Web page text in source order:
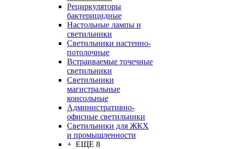
Рециркуляторы
бактерицидные
Настольные лампы и
светильники
Светильники настенно-
потолочные
Встраиваемые точечные
светильники
Светильники
магистральные
консольные
Административно-
офисные светильники
Светильники для ЖКХ
и промышленности
+ ЕЩЕ 8